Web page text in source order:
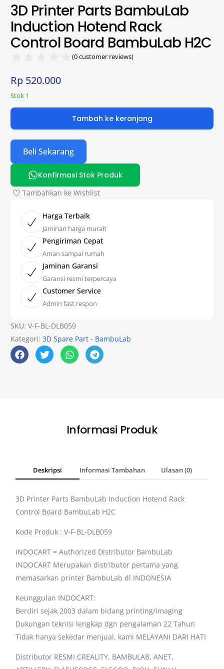
3D Printer Parts BambuLab
Induction Hotend Rack
Control Board BambuLab H2C
(0customer reviews)
Rp 520.000
Stok 1
Tambah ke keranjang
Beli Sekarang
Konfirmasi Stok Produk
Tambahkan ke Wishlist
Harga Terbaik
Jaminan harga murah
Pengiriman Cepat
Aman sampai rumah
Jaminan Garansi
Garansi resmi terpercaya
Customer Service
Admin fast respon
SKU:V-F-BL-DLB059
Kategori:3D Spare Part - BambuLab
Informasi Produk
Deskripsi Informasi Tambahan Ulasan (0)
3D Printer Parts BambuLab Induction Hotend Rack
Control Board BambuLab H2C
Kode Produk : V-F-BL-DLB059
INDOCART = Authorized Distributor BambuLab
INDOCART Merupakan distributor pertama yang
memasarkan printer BambuLab di INDONESIA
Keunggulan INDOCART:
Berdiri sejak 2003 dalam bidang printing/imaging
Dukungan teknisi lengkap dgn pengalaman 22 Tahun
Tidak hanya sekedar menjual, kami MELAYANI DARI HATI
Distributor RESMI CREALITY, BAMBULAB, ANET,